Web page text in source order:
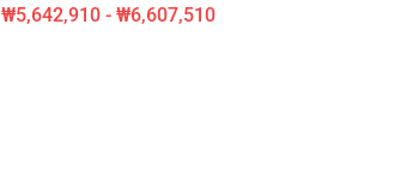
₩5,642,910 - ₩6,607,510